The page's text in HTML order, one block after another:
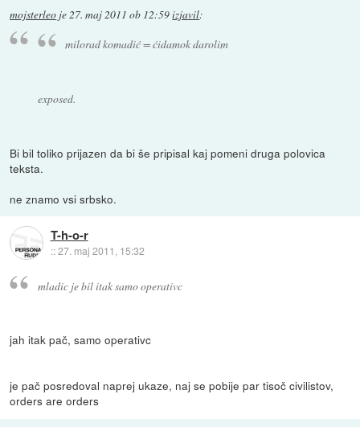
mojsterleo je27. maj 2011 ob 12:59izjavil:
milorad komadić = ćidamok darolim
exposed.
Bi bil toliko prijazen da bi še pripisal kaj pomeni druga polovica
teksta.
ne znamo vsi srbsko.
T-h-o-r
::27. maj 2011, 15:32
mladic je bil itak samo operativc
jah itak pač, samo operativc
je pač posredoval naprej ukaze, naj se pobije par tisoč civilistov,
orders are orders